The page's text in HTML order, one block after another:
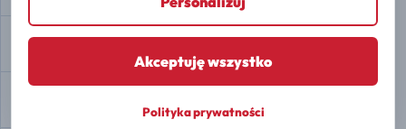
Rozdział siły hamowania EBD
Akceptuję wszystko
Polityka prywatności